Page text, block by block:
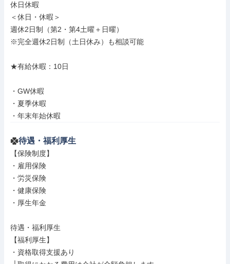
休日休暇
＜休日・休暇＞
週休2日制（第2・第4土曜＋日曜）
※完全週休2日制（土日休み）も相談可能
★有給休暇：10日
・GW休暇
・夏季休暇
・年末年始休暇
待遇・福利厚生
【保険制度】
・雇用保険
・労災保険
・健康保険
・厚生年金
待遇・福利厚生
【福利厚生】
・資格取得支援あり